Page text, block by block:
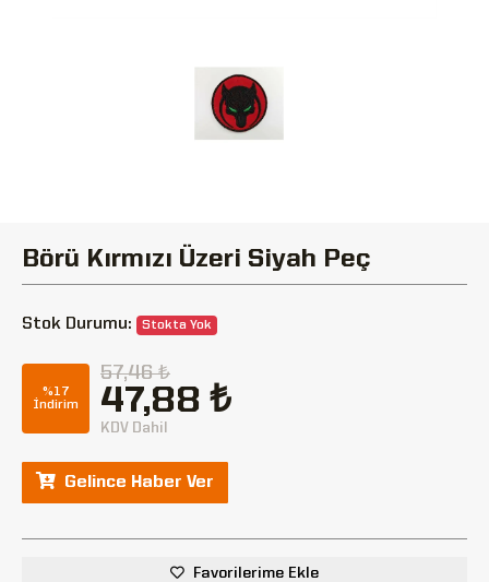
Börü Kırmızı Üzeri Siyah Peç
Stok Durumu: Stokta Yok
%17
İndirim
57,46 ₺
47,88 ₺
KDV Dahil
Gelince Haber Ver
Favorilerime Ekle